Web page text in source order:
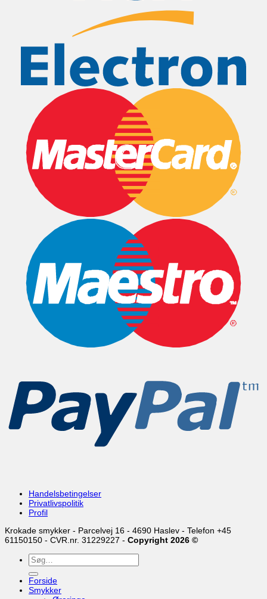
Handelsbetingelser
Privatlivspolitik
Profil
Krokade smykker - Parcelvej 16 - 4690 Haslev - Telefon +45
61150150 - CVR.nr. 31229227 - Copyright 2026 ©
Søg
efter:
Forside
Smykker